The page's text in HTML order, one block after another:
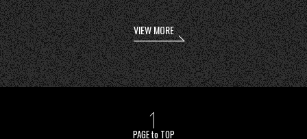
VIEW MORE
PAGE to TOP